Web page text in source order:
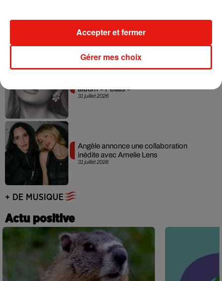
31 juillet 2026
en road-trip dans son nouveau clip
31 juillet 2026
album « Petals »
31 juillet 2026
Angèle annonce une collaboration
inédite avec Amelie Lens
+ DE MUSIQUE
Actu positive
Gérer mes choix
Accepter et fermer